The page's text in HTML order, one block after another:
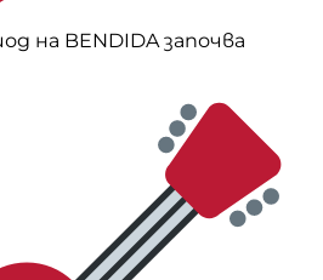
на BENDIDA започва